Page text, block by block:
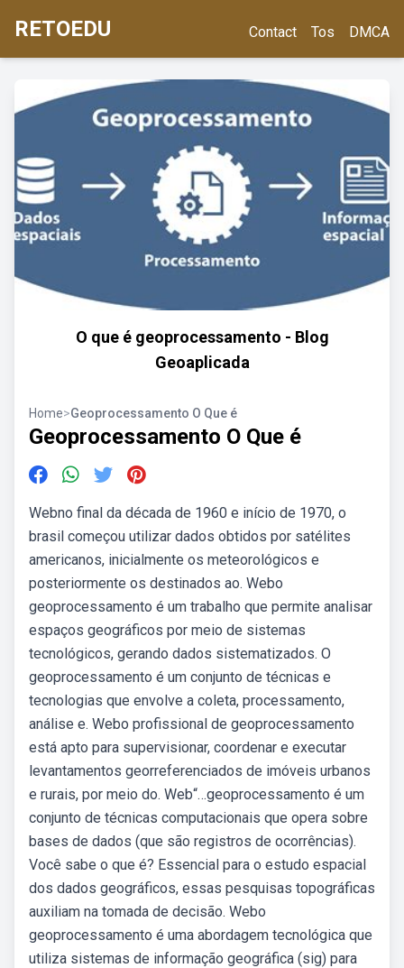
RETOEDU Contact Tos DMCA
O que é geoprocessamento - Blog
Geoaplicada
Home>Geoprocessamento O Que é
Geoprocessamento O Que é
Webno final da década de 1960 e início de 1970, o
brasil começou utilizar dados obtidos por satélites
americanos, inicialmente os meteorológicos e
posteriormente os destinados ao. Webo
geoprocessamento é um trabalho que permite analisar
espaços geográficos por meio de sistemas
tecnológicos, gerando dados sistematizados. O
geoprocessamento é um conjunto de técnicas e
tecnologias que envolve a coleta, processamento,
análise e. Webo profissional de geoprocessamento
está apto para supervisionar, coordenar e executar
levantamentos georreferenciados de imóveis urbanos
e rurais, por meio do. Web“…geoprocessamento é um
conjunto de técnicas computacionais que opera sobre
bases de dados (que são registros de ocorrências).
Você sabe o que é? Essencial para o estudo espacial
dos dados geográficos, essas pesquisas topográficas
auxiliam na tomada de decisão. Webo
geoprocessamento é uma abordagem tecnológica que
utiliza sistemas de informação geográfica (sig) para